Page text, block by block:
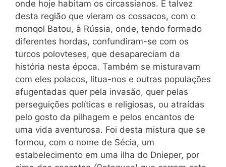
onde hoje habitam os circassianos. É talvez
desta região que vieram os cossacos, com o
monqol Batou, à Rússia, onde, tendo formado
diferentes hordas, confundiram-se com os
turcos polovteses, que desapareciam da
história nesta época. Também se misturavam
com eles polacos, litua-nos e outras populações
afugentadas quer pela invasão, quer pelas
perseguições políticas e religiosas, ou atraídas
pelo gosto da pilhagem e pelos encantos de
uma vida aventurosa. Foi desta mistura que se
formou, com o nome de Sécia, um
estabelecimento em uma ilha do Dnieper, por